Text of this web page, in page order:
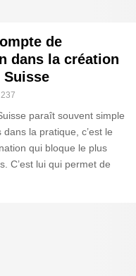
de
dans la création
Suisse
237
paraît souvent simple
la pratique, c’est le
qui bloque le plus
C’est lui qui permet de